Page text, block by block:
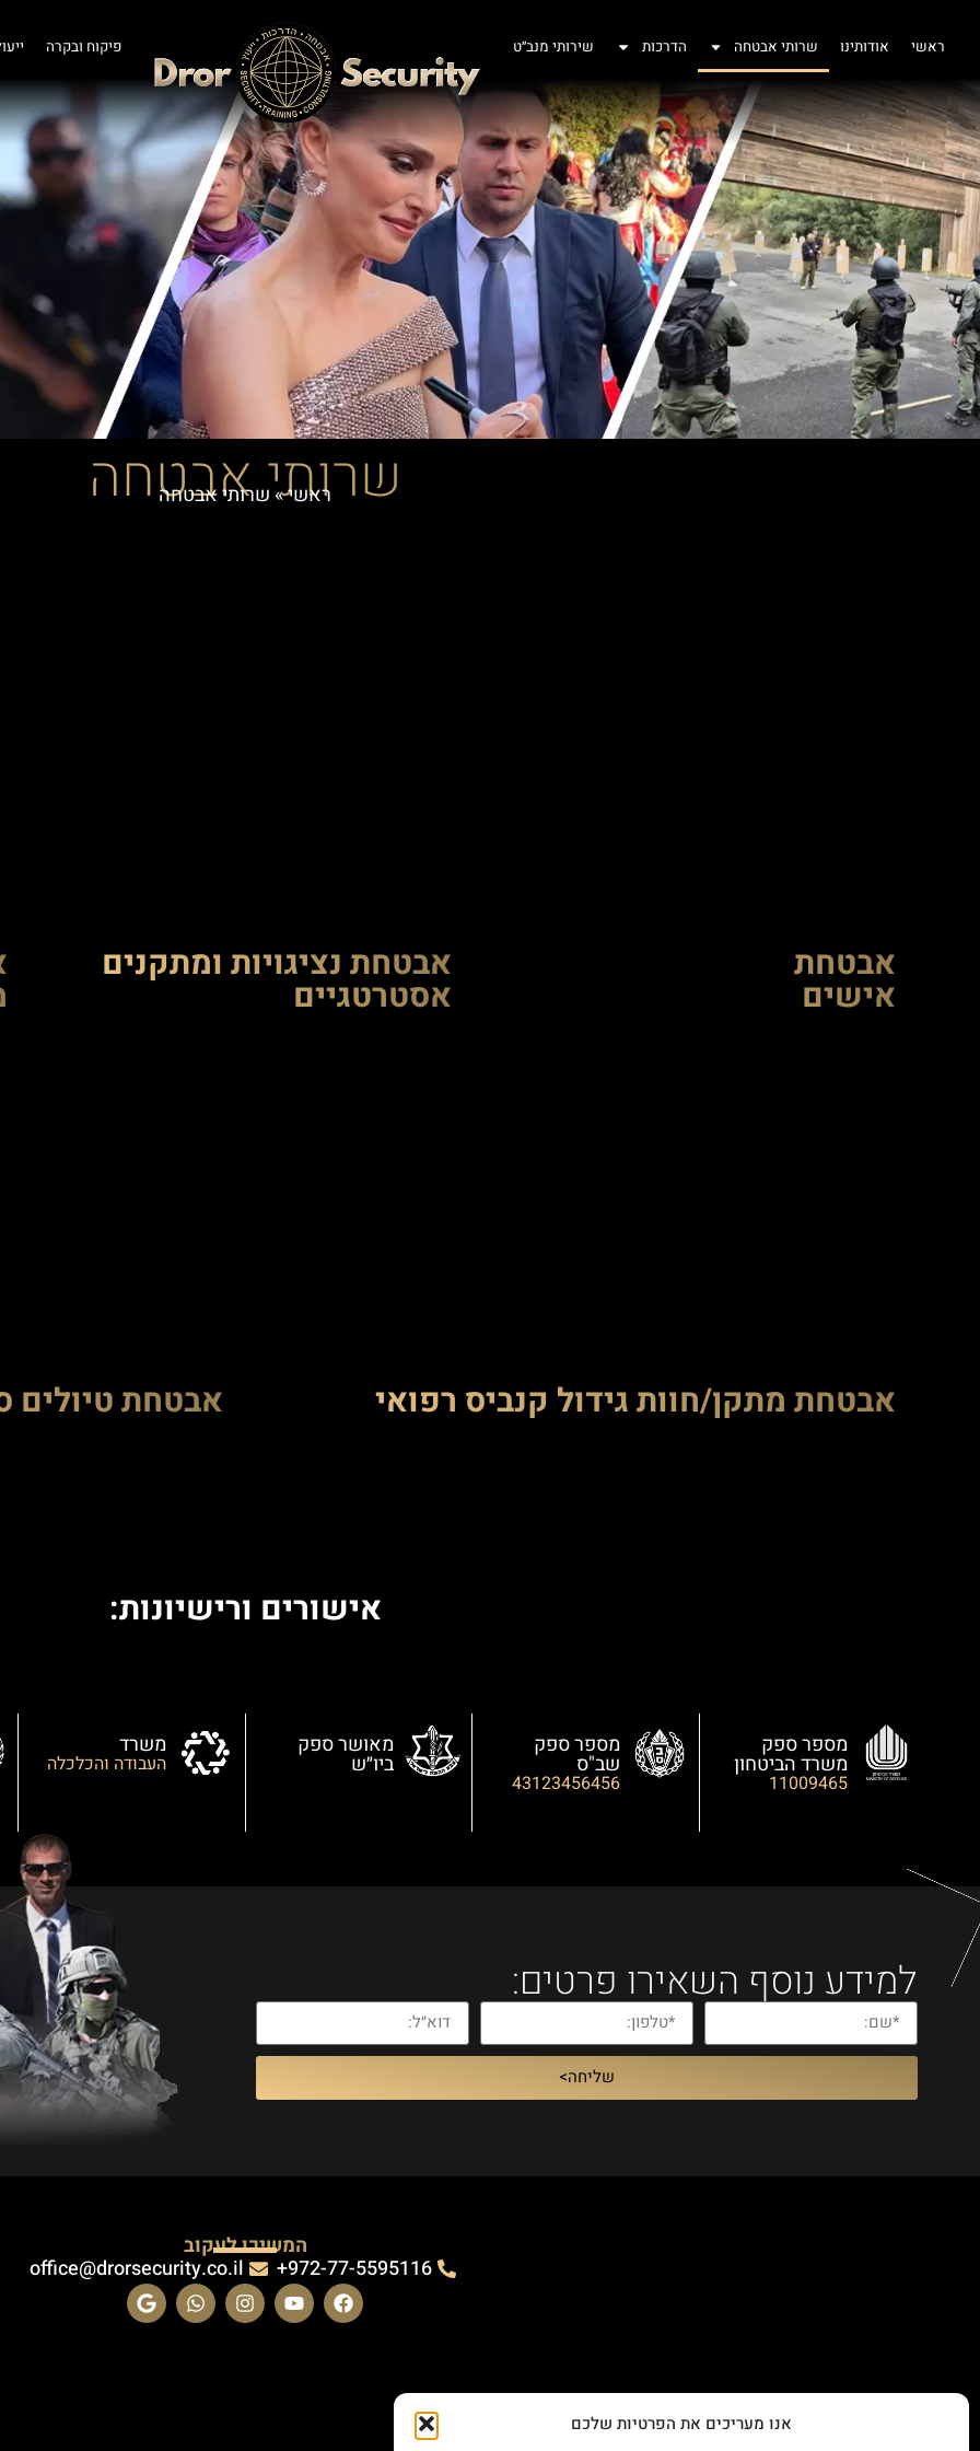
אנו מעריכים את הפרטיות שלכם
ראשי אודותינו שרותי אבטחה הדרכות שירותי מנב״ט פיקוח ובקרה
שרותי אבטחה
ראשי» שרותי אבטחה
אבטחת
אישים
אבטחת נציגויות ומתקנים
אסטרטגיים
אבטחת מתקן/חוות גידול קנביס רפואי אבטחת טיולים
אישורים ורישיונות:
מספר ספק
משרד הביטחון
11009465
מספר ספק
שב"ס
43123456456
מאושר ספק
ביו״ש
משרד
העבודה והכלכלה
למידע נוסף השאירו פרטים:
שליחה>
המשיכו לעקוב
972-77-5595116+
office@drorsecurity.co.il